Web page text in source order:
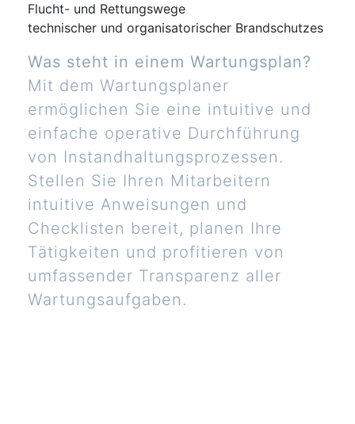
Flucht- und Rettungswege
technischer und organisatorischer Brandschutzes
Was steht in einem Wartungsplan?
Mit dem Wartungsplaner
ermöglichen Sie eine intuitive und
einfache operative Durchführung
von Instandhaltungsprozessen.
Stellen Sie Ihren Mitarbeitern
intuitive Anweisungen und
Checklisten bereit, planen Ihre
Tätigkeiten und profitieren von
umfassender Transparenz aller
Wartungsaufgaben.